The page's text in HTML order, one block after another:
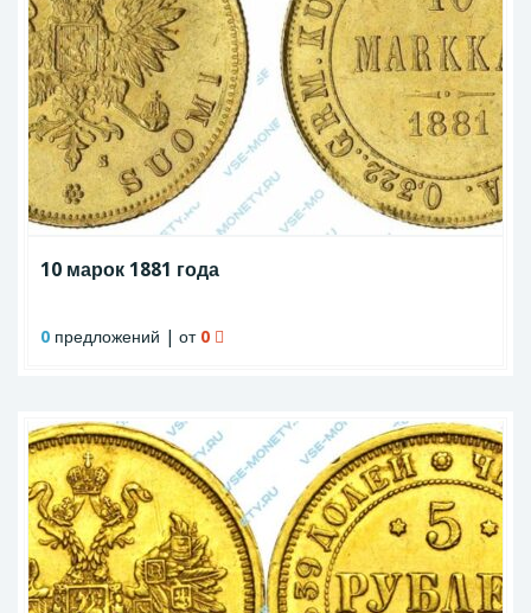
10 марок 1881 года
0 предложений | от 0